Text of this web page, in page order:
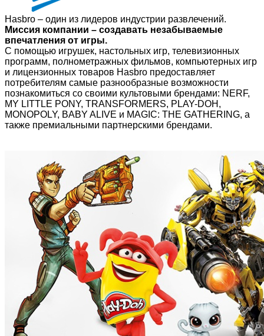
Hasbro – один из лидеров индустрии развлечений.
Миссия компании – создавать незабываемые
впечатления от игры.
С помощью игрушек, настольных игр, телевизионных
программ, полнометражных фильмов, компьютерных игр
и лицензионных товаров Hasbro предоставляет
потребителям самые разнообразные возможности
познакомиться со своими культовыми брендами: NERF,
MY LITTLE PONY, TRANSFORMERS, PLAY-DOH,
MONOPOLY, BABY ALIVE и MAGIC: THE GATHERING, а
также премиальными партнерскими брендами.